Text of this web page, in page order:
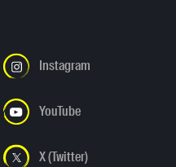
Instagram
YouTube
X (Twitter)